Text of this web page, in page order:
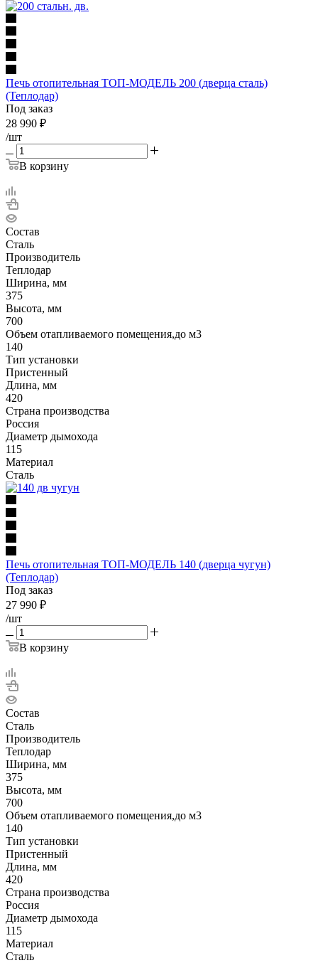
Печь отопительная ТОП-МОДЕЛЬ 200 (дверца сталь)
(Теплодар)
Под заказ
28 990 ₽
/шт
В корзину
Состав
Сталь
Производитель
Теплодар
Ширина, мм
375
Высота, мм
700
Объем отапливаемого помещения,до м3
140
Тип установки
Пристенный
Длина, мм
420
Страна производства
Россия
Диаметр дымохода
115
Материал
Сталь
Печь отопительная ТОП-МОДЕЛЬ 140 (дверца чугун)
(Теплодар)
Под заказ
27 990 ₽
/шт
В корзину
Состав
Сталь
Производитель
Теплодар
Ширина, мм
375
Высота, мм
700
Объем отапливаемого помещения,до м3
140
Тип установки
Пристенный
Длина, мм
420
Страна производства
Россия
Диаметр дымохода
115
Материал
Сталь